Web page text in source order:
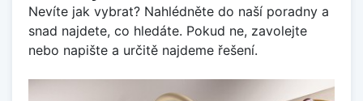
Nevíte jak vybrat? Nahlédněte do naší poradny a
snad najdete, co hledáte. Pokud ne, zavolejte
nebo napište a určitě najdeme řešení.